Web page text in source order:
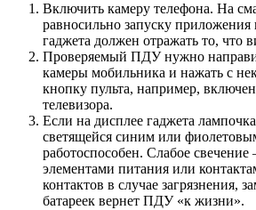
Включить камеру телефона. На
равносильно запуску
гаджета должен отражать то, что
Проверяемый ПДУ нужно
камеры мобильника и нажать с
кнопку пульта, например,
телевизора.
Если на дисплее гаджета
светящейся синим или
работоспособен. Слабое
элементами питания или
контактов в случае загрязнения,
батареек вернет ПДУ «к жизни».